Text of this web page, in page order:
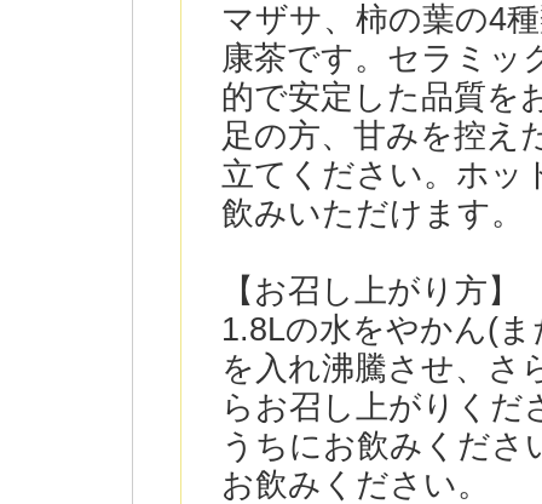
マザサ、柿の葉の4
康茶です。セラミッ
的で安定した品質を
足の方、甘みを控え
立てください。ホッ
飲みいただけます。
【お召し上がり方】
1.8Lの水をやかん(
を入れ沸騰させ、さ
らお召し上がりくだ
うちにお飲みくださ
お飲みください。